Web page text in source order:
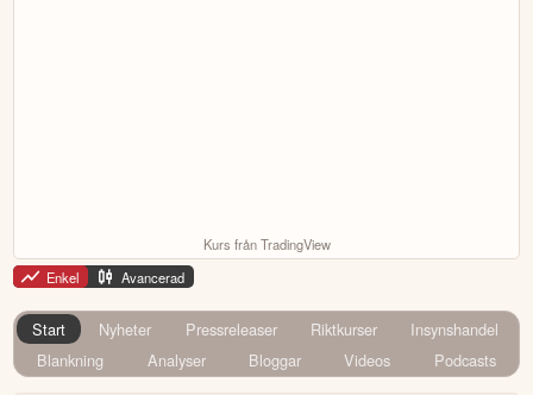
Kurs från TradingView
Enkel
Avancerad
Start Nyheter Pressreleaser Riktkurser
Insynshandel
Blankning
Analyser Bloggar Videos Podcasts